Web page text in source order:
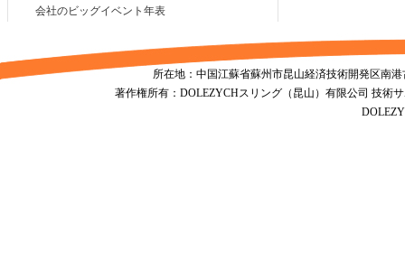
会社のビッグイベント年表
所在地：中国江蘇省蘇州市昆山経済技術開発区南港
著作権所有：DOLEZYCHスリング（昆山）有限公司 技術